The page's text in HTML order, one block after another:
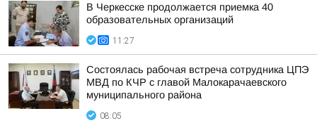
В Черкесске продолжается приемка 40
образовательных организаций
11:27
Состоялась рабочая встреча сотрудника ЦПЭ
МВД по КЧР с главой Малокарачаевского
муниципального района
08:05